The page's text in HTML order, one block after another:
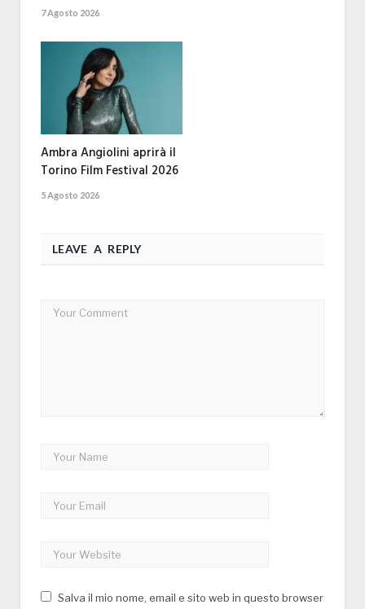
7 Agosto 2026
Ambra Angiolini aprirà il
Torino Film Festival 2026
5 Agosto 2026
LEAVE A REPLY
Salva il mio nome, email e sito web in questo browser